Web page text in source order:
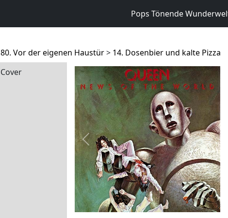
Pops Tönende
80. Vor der eigenen Haustür> 14. Dosenbier und kalte Pizza
Cover
Previous Next